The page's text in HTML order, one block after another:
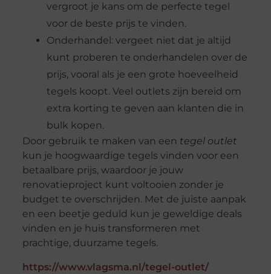
vergroot je kans om de perfecte tegel
voor de beste prijs te vinden.
Onderhandel: vergeet niet dat je altijd
kunt proberen te onderhandelen over de
prijs, vooral als je een grote hoeveelheid
tegels koopt. Veel outlets zijn bereid om
extra korting te geven aan klanten die in
bulk kopen.
Door gebruik te maken van een tegel outlet
kun je hoogwaardige tegels vinden voor een
betaalbare prijs, waardoor je jouw
renovatieproject kunt voltooien zonder je
budget te overschrijden. Met de juiste aanpak
en een beetje geduld kun je geweldige deals
vinden en je huis transformeren met
prachtige, duurzame tegels.
https://www.vlagsma.nl/tegel-outlet/